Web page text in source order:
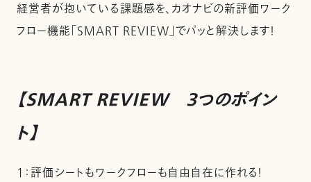
経営者が抱いている課題感を、カオナビの新評価ワーク
フロー機能「SMART REVIEW」でパッと解決します！
【SMART REVIEW 3つのポイン
ト】
1：評価シートもワークフローも自由自在に作れる！